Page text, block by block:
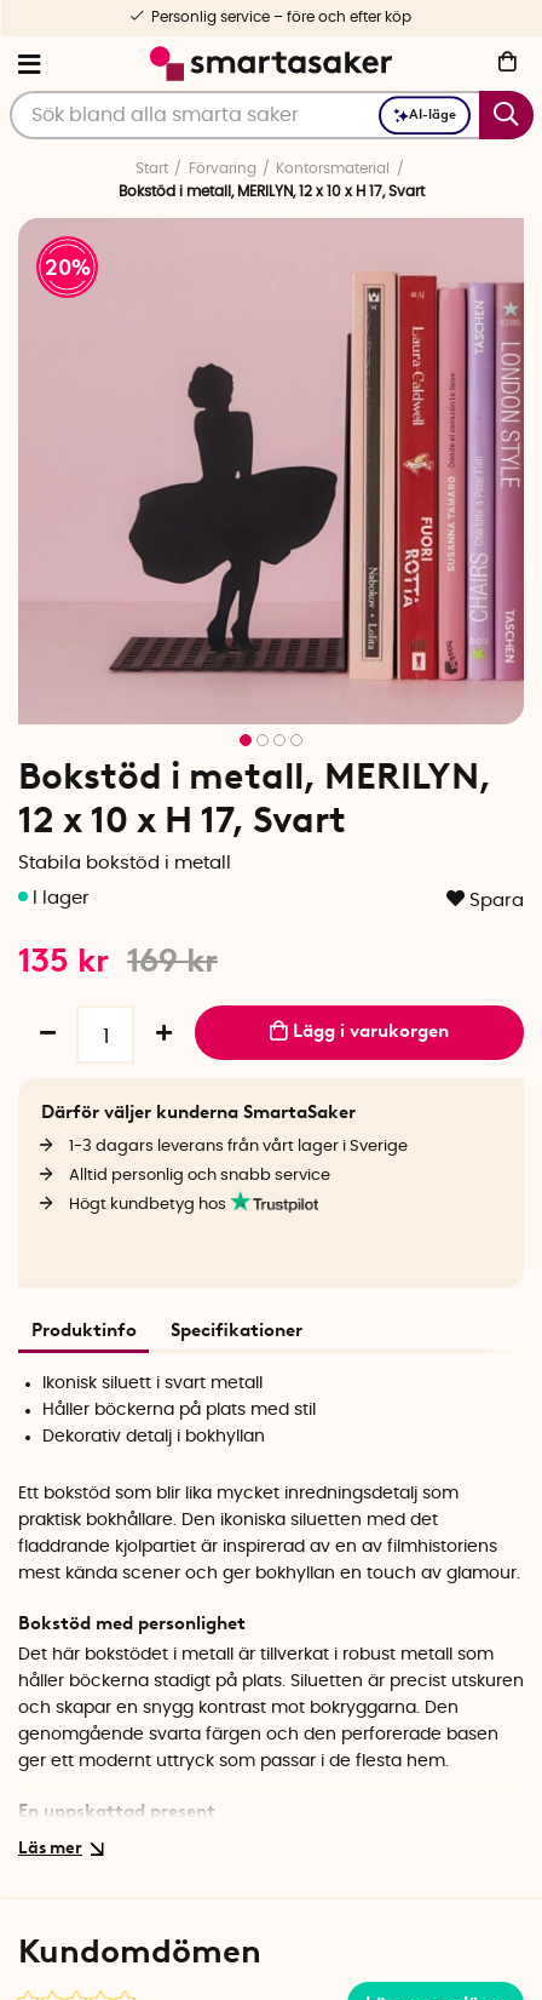
AI-läge
Personlig service – före och efter köp
Start Förvaring
Kontorsmaterial
Bokstöd i metall, MERILYN, 12 x 10 x H 17, Svart
20
Bokstöd i metall, MERILYN,
12 x 10 x H 17, Svart
Stabila bokstöd i metall
Spara
169kr
135 kr
Lägg i varukorgen
Därför väljer kunderna SmartaSaker
1-3 dagars leverans från vårt lager i Sverige
Alltid personlig och snabb service
Högt kundbetyg hos
Produktinfo Specifikationer
Ikonisk siluett i svart metall
Håller böckerna på plats med stil
Dekorativ detalj i bokhyllan
Ett bokstöd som blir lika mycket inredningsdetalj som
praktisk bokhållare. Den ikoniska siluetten med det
fladdrande kjolpartiet är inspirerad av en av filmhistoriens
mest kända scener och ger bokhyllan en touch av glamour.
Bokstöd med personlighet
Det här bokstödet i metall är tillverkat i robust metall som
håller böckerna stadigt på plats. Siluetten är precist utskuren
och skapar en snygg kontrast mot bokryggarna. Den
genomgående svarta färgen och den perforerade basen
ger ett modernt uttryck som passar i de flesta hem.
En uppskattad present
Letar du efter en gåva till någon som älskar böcker, film eller
verkligen kommer till sin rätt.
Specifikationer
Kundomdömen